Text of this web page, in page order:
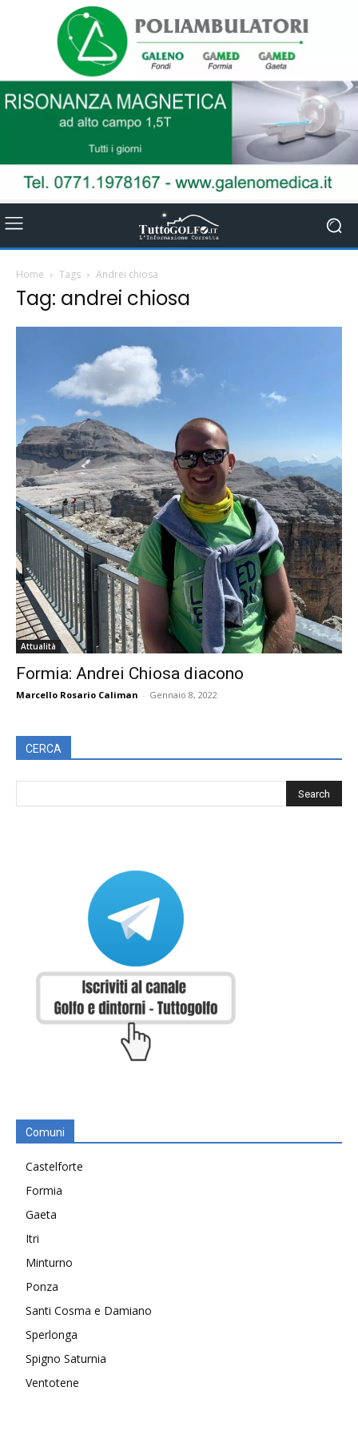
Home Tags Andrei chiosa
Tag: andrei chiosa
Attualità
Formia: Andrei Chiosa diacono
Marcello Rosario Caliman - Gennaio 8, 2022
CERCA
Comuni
Castelforte
Formia
Gaeta
Itri
Minturno
Ponza
Santi Cosma e Damiano
Sperlonga
Spigno Saturnia
Ventotene